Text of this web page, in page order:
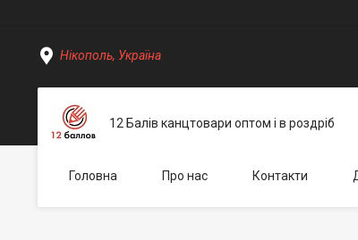
Нікополь, Україна
12 Балів канцтовари оптом і в роздріб
Головна Про нас Контакти